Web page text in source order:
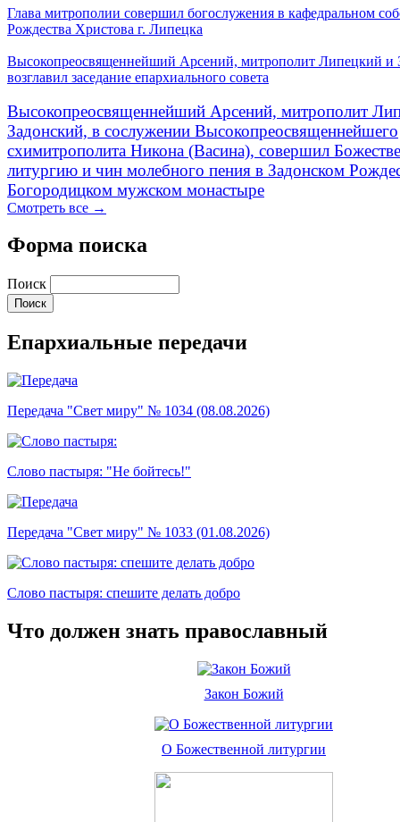
Глава митрополии совершил богослужения в кафедральном
Рождества Христова г. Липецка
Высокопреосвященнейший Арсений, митрополит Липецкий и
возглавил заседание епархиального совета
Высокопреосвященнейший Арсений, митрополит
Задонский, в сослужении Высокопреосвященнейшего
схимитрополита Никона (Васина), совершил
литургию и чин молебного пения в Задонском
Богородицком мужском монастыре
Смотреть все →
Форма поиска
Поиск
Епархиальные передачи
Передача "Свет миру" № 1034 (08.08.2026)
Слово пастыря: "Не бойтесь!"
Передача "Свет миру" № 1033 (01.08.2026)
Слово пастыря: спешите делать добро
Что должен знать православный
Закон Божий
О Божественной литургии